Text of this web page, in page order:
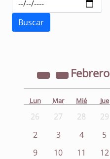
Febrero
Lun Mar Mié Jue
26 27 28 29
2
3 4 5
9
10 11 12